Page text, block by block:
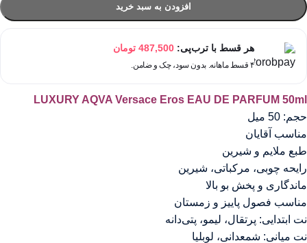
افزودن به سبد خرید
هر قسط با ترب‌پی: 487,500 تومان
۴ قسط ماهانه. بدون سود، چک و ضامن.
LUXURY AQVA Versace Eros EAU DE PARFUM 50ml
حجم: 50 میل
مناسب آقایان
طبع ملایم و شیرین
رایحه چوبی، مرکباتی، شیرین
ماندگاری و پخش بو بالا
مناسب فصول پاییز و زمستان
نت ابتدایی: پرتقال، لیمو، پتی‌دانه
نت میانی: شمعدانی، لوبلیا